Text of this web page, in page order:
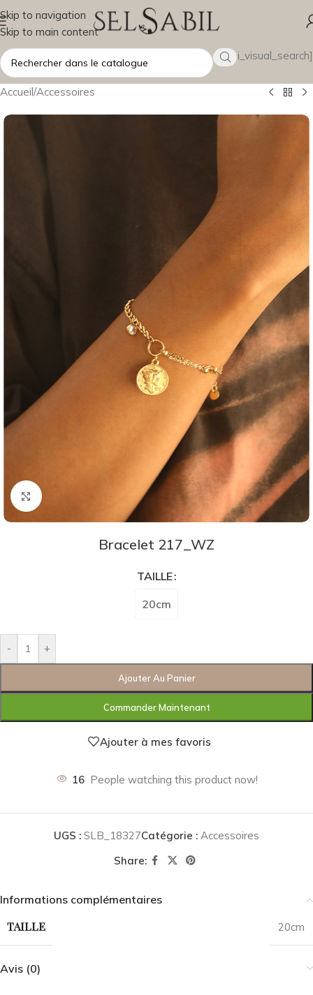
Skip to navigation
Skip to main content
[wsbi_visual_search]
Accueil/Accessoires
Agrandir
Bracelet 217_WZ
TAILLE
20cm
- +
Ajouter Au Panier
Commander Maintenant
Ajouter à mes favoris
16 People watching this product now!
UGS : SLB_18327Catégorie : Accessoires
Share:
Informations complémentaires
TAILLE 20cm
Avis (0)